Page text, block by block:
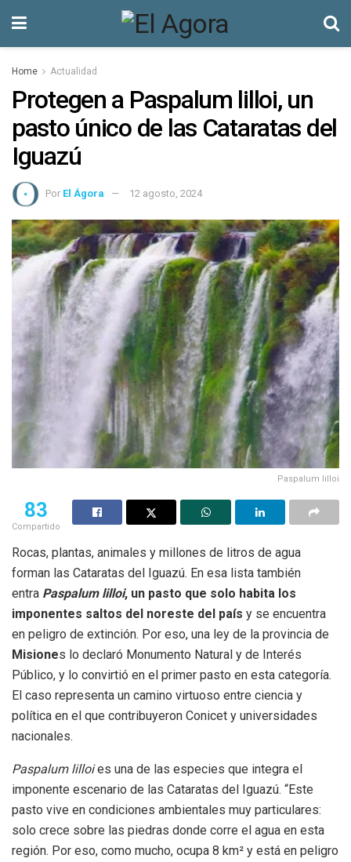
Home Actualidad
Protegen a Paspalum lilloi, un
pasto único de las Cataratas del
Iguazú
Por El Ágora 12 agosto, 2024
Paspalum lilloi
83
Compartido
Rocas, plantas, animales y millones de litros de agua
forman las Cataratas del Iguazú. En esa lista también
entra Paspalum lilloi, un pasto que solo habita los
imponentes saltos del noreste del país y se encuentra
en peligro de extinción. Por eso, una ley de la provincia de
Misiones lo declaró Monumento Natural y de Interés
Público, y lo convirtió en el primer pasto en esta categoría.
El caso representa un camino virtuoso entre ciencia y
política en el que contribuyeron Conicet y universidades
nacionales.
Paspalum lilloies una de las especies que integra el
imponente escenario de las Cataratas del Iguazú. “Este
pasto vive en condiciones ambientales muy particulares:
solo crece sobre las piedras donde corre el agua en esta
región. Por eso, como mucho, ocupa 8 km² y está en peligro